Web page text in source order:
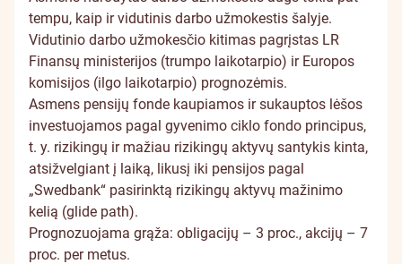
tempu, kaip ir vidutinis darbo užmokestis šalyje.
Vidutinio darbo užmokesčio kitimas pagrįstas LR
Finansų ministerijos (trumpo laikotarpio) ir Europos
komisijos (ilgo laikotarpio) prognozėmis.
Asmens pensijų fonde kaupiamos ir sukauptos lėšos
investuojamos pagal gyvenimo ciklo fondo principus,
t. y. rizikingų ir mažiau rizikingų aktyvų santykis kinta,
atsižvelgiant į laiką, likusį iki pensijos pagal
„Swedbank“ pasirinktą rizikingų aktyvų mažinimo
kelią (glide path).
Prognozuojama grąža: obligacijų – 3 proc., akcijų – 7
proc. per metus.